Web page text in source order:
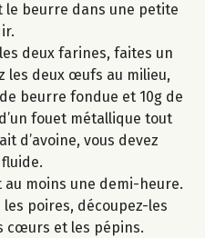
le beurre dans une petite
deux farines, faites un
les deux œufs au milieu,
beurre fondue et 10g de
fouet métallique tout
d’avoine, vous devez
moins une demi-heure.
poires, découpez-les
cœurs et les pépins.